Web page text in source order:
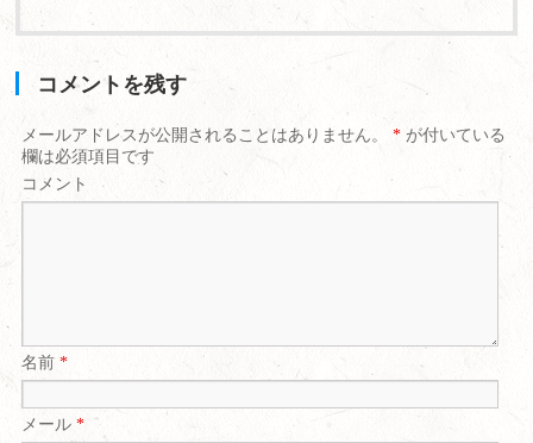
コメントを残す
メールアドレスが公開されることはありません。 * が付いている
欄は必須項目です
コメント
名前*
メール*